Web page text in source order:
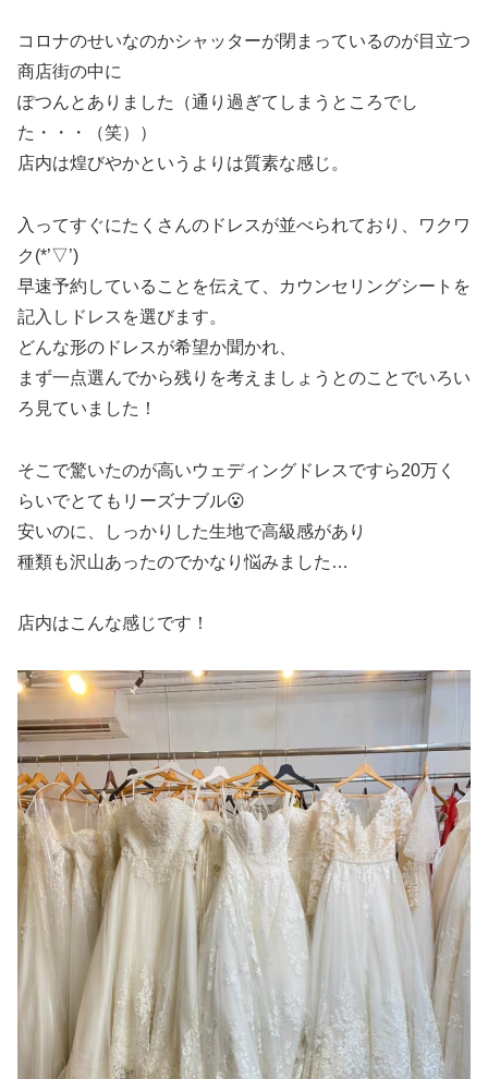
コロナのせいなのかシャッターが閉まっているのが目立つ
商店街の中に
ぽつんとありました（通り過ぎてしまうところでし
た・・・（笑））
店内は煌びやかというよりは質素な感じ。
入ってすぐにたくさんのドレスが並べられており、ワクワ
ク(*’▽’)
早速予約していることを伝えて、カウンセリングシートを
記入しドレスを選びます。
どんな形のドレスが希望か聞かれ、
まず一点選んでから残りを考えましょうとのことでいろい
ろ見ていました！
そこで驚いたのが高いウェディングドレスですら20万く
らいでとてもリーズナブル😮
安いのに、しっかりした生地で高級感があり
種類も沢山あったのでかなり悩みました…
店内はこんな感じです！